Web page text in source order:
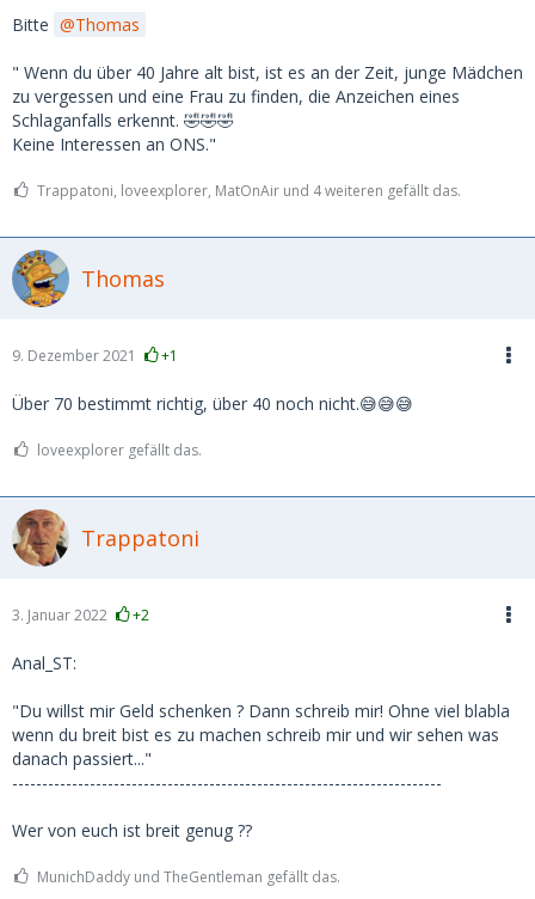
Bitte Thomas
" Wenn du über 40 Jahre alt bist, ist es an der Zeit, junge Mädchen
zu vergessen und eine Frau zu finden, die Anzeichen eines
Schlaganfalls erkennt. 🤣🤣🤣
Keine Interessen an ONS."
Trappatoni, loveexplorer, MatOnAir und 4 weiteren gefällt das.
Thomas
9. Dezember 2021 +1
Über 70 bestimmt richtig, über 40 noch nicht.😅😅😅
loveexplorer gefällt das.
Trappatoni
3. Januar 2022 +2
Anal_ST:
"Du willst mir Geld schenken ? Dann schreib mir! Ohne viel blabla
wenn du breit bist es zu machen schreib mir und wir sehen was
danach passiert..."
------------------------------------------------------------------------
Wer von euch ist breit genug ??
MunichDaddy und TheGentleman gefällt das.